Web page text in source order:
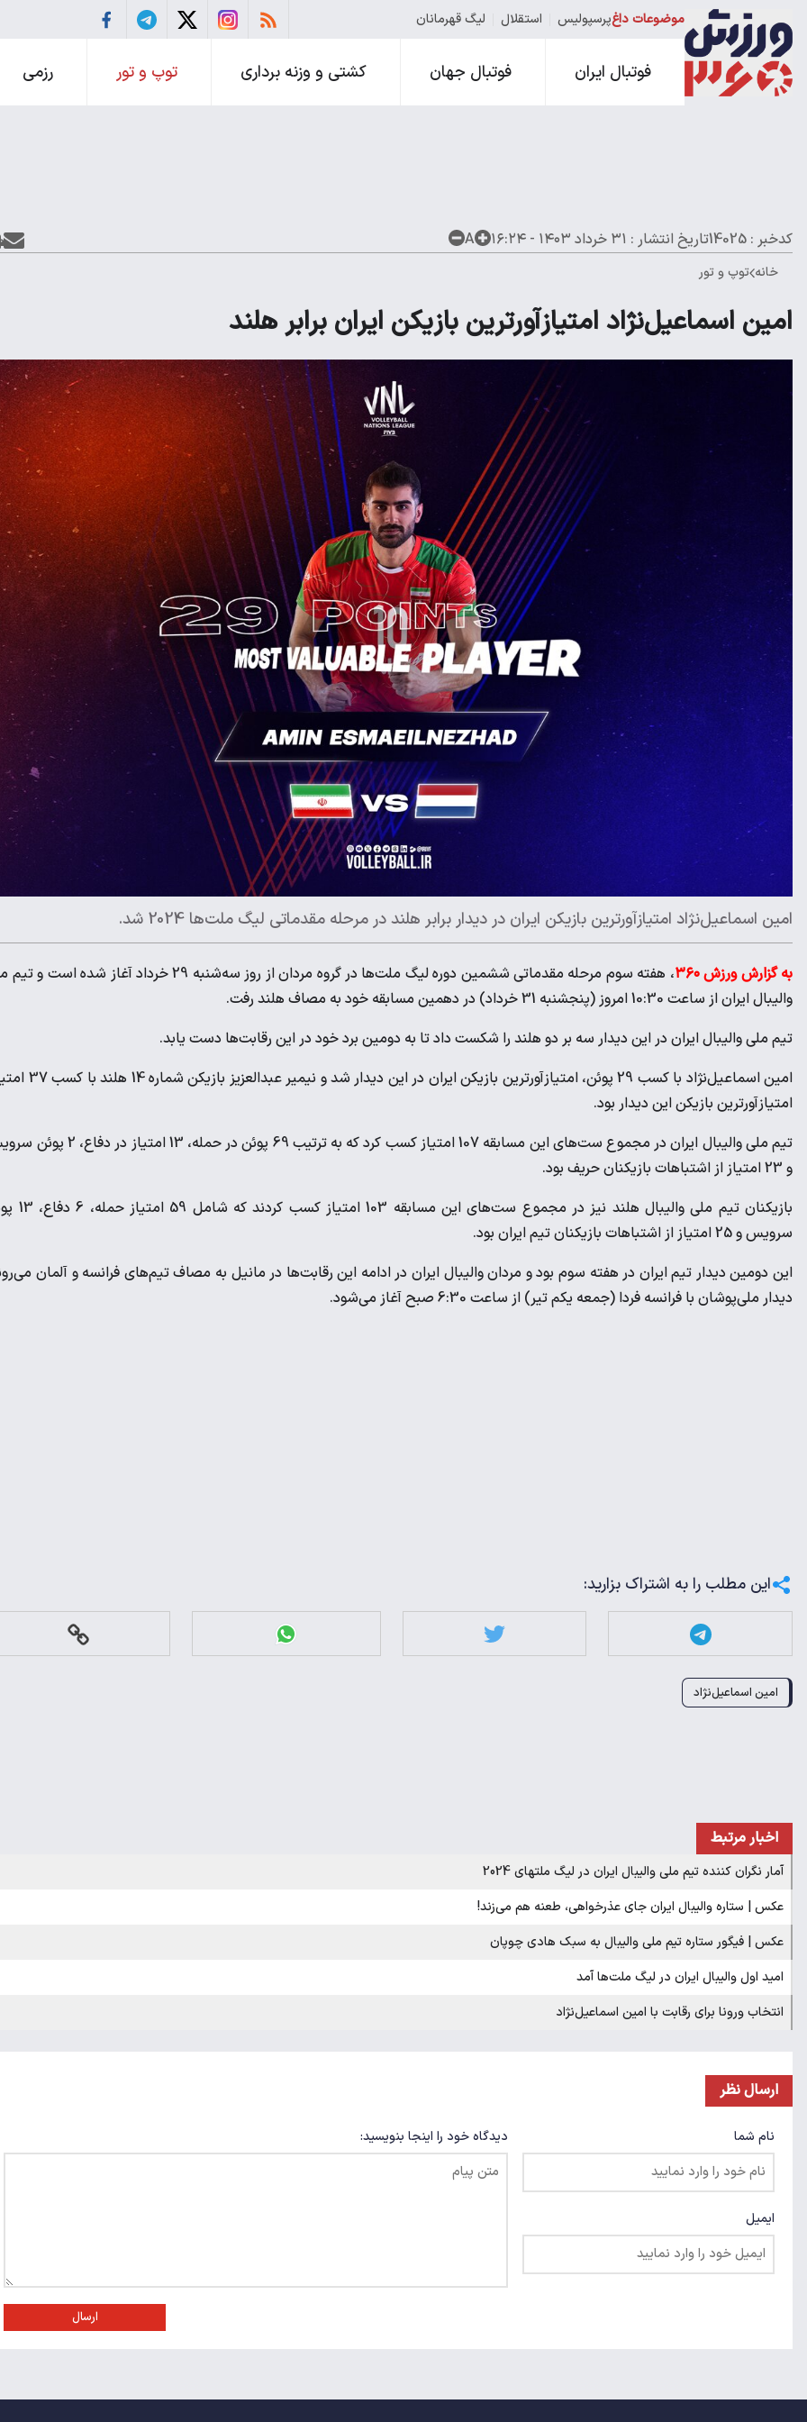
موضوعات داغپرسپولیس استقلال لیگ قهرمانان
فوتبال ایران فوتبال جهان کشتی و وزنه برداری توپ و تور رزمی
کدخبر : 14025 تاریخ انتشار : ۳۱ خرداد ۱۴۰۳ - ۱۶:۲۴ A
خانه توپ و تور
امین اسماعیل‌نژاد امتیازآورترین بازیکن ایران برابر هلند
امین اسماعیل‌نژاد امتیازآورترین بازیکن ایران در دیدار برابر هلند در مرحله مقدماتی لیگ ملت‌ها 2024 شد.
به گزارش ورزش ۳۶۰
، هفته سوم مرحله مقدماتی ششمین دوره لیگ ملت‌ها در گروه مردان از روز سه‌شنبه 29 خرداد آغاز شده
والیبال ایران از ساعت 10:30 امروز (پنجشنبه 31 خرداد) در دهمین مسابقه خود به مصاف هلند رفت.
تیم ملی والیبال ایران در این دیدار سه بر دو هلند را شکست داد تا به دومین برد خود در این رقابت‌ها دست یابد.
امین اسماعیل‌نژاد با کسب 29 پوئن، امتیازآورترین بازیکن ایران در این
امتیازآورترین بازیکن این دیدار بود.
تیم ملی والیبال ایران در مجموع ست‌های این مسابقه 107 امتیاز کسب کرد که به ترتیب 69 پوئن در حمله،
و 23 امتیاز از اشتباهات بازیکنان حریف بود.
بازیکنان تیم ملی والیبال هلند نیز در
سرویس و 25 امتیاز از اشتباهات بازیکنان تیم ایران بود.
این دومین دیدار تیم ایران در هفته سوم بود و مردان والیبال ایران در ادامه این رقابت‌ها در مانیل به مصاف تیم‌های فرانسه و آلمان
دیدار ملی‌پوشان با فرانسه فردا (جمعه یکم تیر) از ساعت 6:30 صبح آغاز می‌شود.
این مطلب را به اشتراک بزارید:
امین اسماعیل‌نژاد
اخبار مرتبط
آمار نگران کننده تیم ملی والیبال ایران در لیگ ملتهای 2024
عکس | ستاره والیبال ایران جای عذرخواهی، طعنه هم می‌زند!
عکس | فیگور ستاره تیم ملی والیبال به سبک هادی چوپان
امید اول والیبال ایران در لیگ ملت‌ها آمد
انتخاب ورونا برای رقابت با امین اسماعیل‌‌نژاد
ارسال نظر
نام شما
ایمیل
دیدگاه خود را اینجا بنویسید:
ارسال